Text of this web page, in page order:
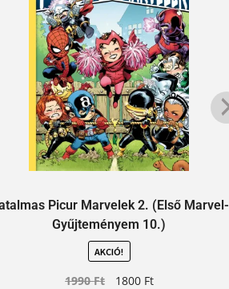
Picur Marvelek 2. (Első Marvel-
Gyűjteményem 10.)
AKCIÓ!
1990Ft 1800 Ft